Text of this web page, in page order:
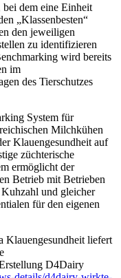
dem eine Einheit
„Klassenbesten“
den jeweiligen
zu identifizieren
wird bereits
im
des Tierschutzes
System für
Milchkühen
Klauengesundheit auf
züchterische
ermöglicht der
Betrieb mit Betrieben
und gleicher
für den eigenen
Klauengesundheit liefert
D4Dairy